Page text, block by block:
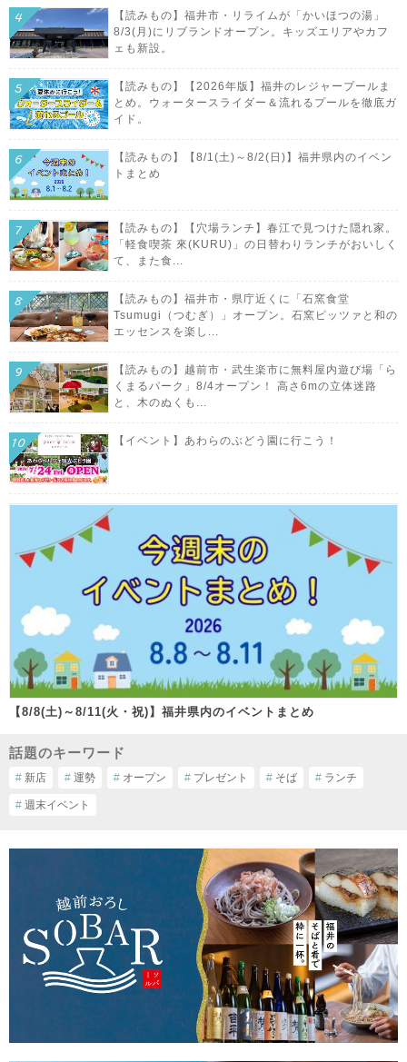
【読みもの】福井市・リライムが「かいほつの湯」
8/3(月)にリブランドオープン。キッズエリアやカフ
ェも新設。
【読みもの】【2026年版】福井のレジャープールま
とめ。ウォータースライダー＆流れるプールを徹底ガ
イド。
【読みもの】【8/1(土)～8/2(日)】福井県内のイベン
トまとめ
【読みもの】【穴場ランチ】春江で見つけた隠れ家。
「軽食喫茶 來(KURU)」の日替わりランチがおいしく
て、また食...
【読みもの】福井市・県庁近くに「石窯食堂
Tsumugi（つむぎ）」オープン。石窯ピッツァと和の
エッセンスを楽し...
【読みもの】越前市・武生楽市に無料屋内遊び場「ら
くまるパーク」8/4オープン！ 高さ6mの立体迷路
と、木のぬくも...
【イベント】あわらのぶどう園に行こう！
【8/8(土)～8/11(火・祝)】福井県内のイベントまとめ
話題のキーワード
# 新店 # 運勢 # オープン # プレゼント # そば # ランチ
# 週末イベント